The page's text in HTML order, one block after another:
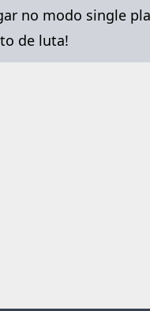
no modo single
de luta!